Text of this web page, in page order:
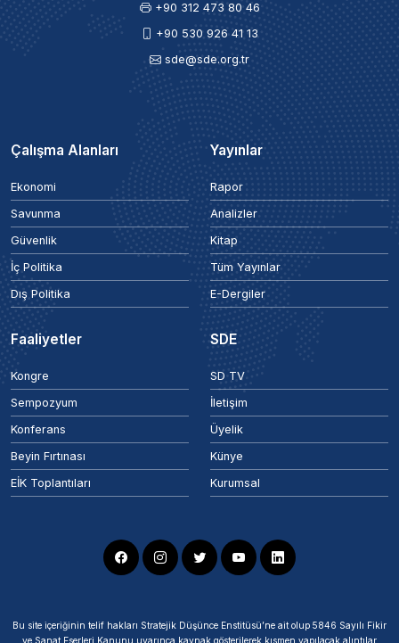
+90 312 473 80 46
+90 530 926 41 13
sde@sde.org.tr
Çalışma Alanları
Ekonomi
Savunma
Güvenlik
İç Politika
Dış Politika
Yayınlar
Rapor
Analizler
Kitap
Tüm Yayınlar
E-Dergiler
Faaliyetler
Kongre
Sempozyum
Konferans
Beyin Fırtınası
EİK Toplantıları
SDE
SD TV
İletişim
Üyelik
Künye
Kurumsal
Bu site içeriğinin telif hakları Stratejik Düşünce Enstitüsü’ne ait olup 5846 Sayılı Fikir
ve Sanat Eserleri Kanunu uyarınca kaynak gösterilerek kısmen yapılacak alıntılar